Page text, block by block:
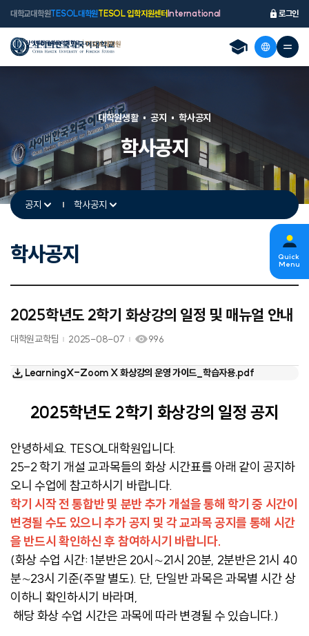
대학교대학원TESOL대학원TESOL 입학지원센터International 로그인
학사공지
대학원생활 공지 학사공지
공지 학사공지
학사공지
2025학년도 2학기 화상강의 일정 및 매뉴얼 안내
대학원교학팀 2025-08-07 996
LearningX-Zoom X 화상강의 운영 가이드_학습자용.pdf
2025학년도 2학기 화상강의 일정 공지
안녕하세요. TESOL대학원입니다.
25-2 학기 개설 교과목들의 화상 시간표를 아래 같이 공지하
오니 수업에 참고하시기 바랍니다.
학기 시작 전 통합반 및 분반 추가 개설을 통해 학기 중 시간이
변경될 수도 있으니 추가 공지 및 각 교과목 공지를 통해 시간
을 반드시 확인하신 후 참여하시기 바랍니다.
(화상 수업 시간: 1분반은 20시∼21시 20분, 2분반은 21시 40
분∼23시 기준(주말 별도). 단, 단일반 과목은 과목별 시간 상
이하니 확인하시기 바라며,
해당 화상 수업 시간은 과목에 따라 변경될 수 있습니다.)
Quick
Menu